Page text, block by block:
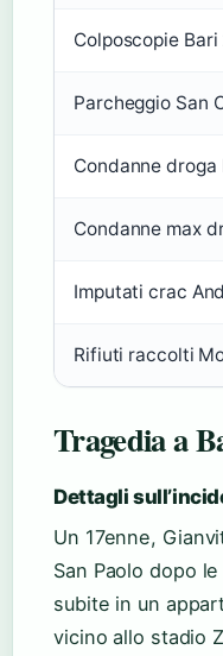
Colposcopie
Parcheggio San
Condanne
Condanne max
Imputati crac
Rifiuti raccolti
Tragedia a
Dettagli
Un 17enne,
San Paolo dopo
subite in un
vicino allo stadio